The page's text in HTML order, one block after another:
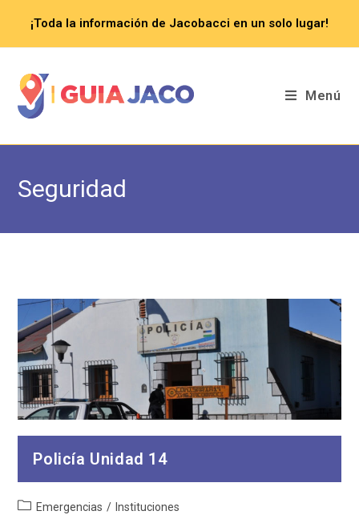
contenido
¡Toda la información de Jacobacci en un solo lugar!
Menú
Seguridad
Policía Unidad 14
Categoría
Emergencias / Instituciones